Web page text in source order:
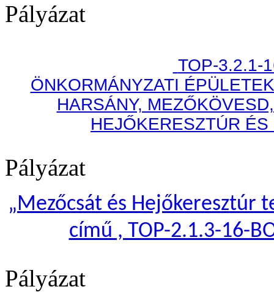
Pályázat
TOP-3.2.1-
ÖNKORMÁNYZATI
HARSÁNY,
HEJŐKERESZTÚR
Pályázat
„Mezőcsát és Hejőkeresztúr
című , TOP-2.1.3-16-
Pályázat